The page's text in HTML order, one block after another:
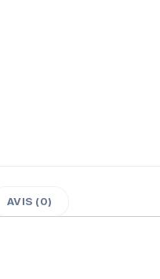
AVIS (0)